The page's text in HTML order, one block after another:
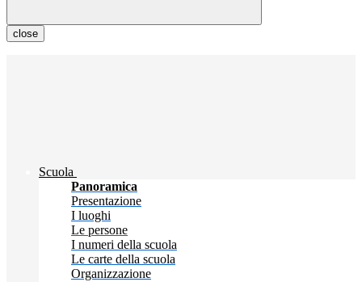
close
Scuola
Panoramica
Presentazione
I luoghi
Le persone
I numeri della scuola
Le carte della scuola
Organizzazione